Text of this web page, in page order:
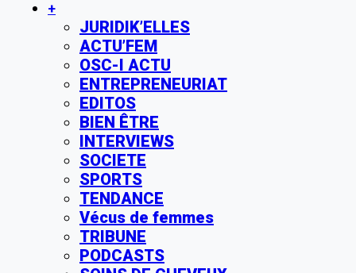
+
JURIDIK’ELLES
ACTU’FEM
OSC-I ACTU
ENTREPRENEURIAT
EDITOS
BIEN ÊTRE
INTERVIEWS
SOCIETE
SPORTS
TENDANCE
Vécus de femmes
TRIBUNE
PODCASTS